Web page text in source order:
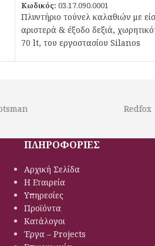
Κωδικός: 03.17.090.0001
Πλυντήριο τούνελ καλαθιών με
αριστερά & έξοδο δεξιά,
70 lt, του εργοστασίου Silanos
ΠΛΗΡΟΦΟΡΙΕΣ
Αρχική Σελίδα
Η Εταιρεία
Υπηρεσίες
Προϊόντα
Κατάλογοι
Έργα – Projects